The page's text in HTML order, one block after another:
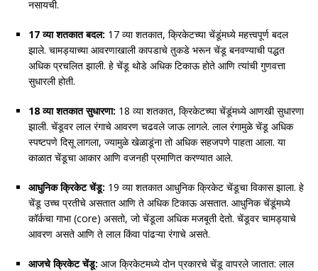
नसायची.
17 व्या शतकात बदल: 17 व्या शतकात, क्रिकेटच्या चेंडूंमध्ये महत्त्वपूर्ण बदल
झाले. चामड्याच्या आवरणाखाली कापडाचे तुकडे भरून चेंडू बनवण्याची पद्धत
अधिक प्रचलित झाली. हे चेंडू थोडे अधिक टिकाऊ होते आणि त्यांची गुणवत्ता
सुधारली होती.
18 व्या शतकात सुधारणा: 18 व्या शतकात, क्रिकेटच्या चेंडूंमध्ये आणखी सुधारणा
झाली. चेंडूवर लाल रंगाचे आवरण चढवले जाऊ लागले. लाल रंगामुळे चेंडू अधिक
स्पष्टपणे दिसू लागला, ज्यामुळे खेळाडूंना तो अधिक सहजपणे पाहता आला. या
काळात चेंडूचा आकार आणि वजनही प्रमाणित करण्यात आले.
आधुनिक क्रिकेट चेंडू: 19 व्या शतकात आधुनिक क्रिकेट चेंडूचा विकास झाला. हे
चेंडू उच्च प्रतीचे असतात आणि ते अधिक टिकाऊ असतात. आधुनिक चेंडूंमध्ये
कॉर्कचा गाभा (core) असतो, जो चेंडूला अधिक मजबूती देतो. चेंडूवर चामड्याचे
आवरण असते आणि ते लाल किंवा पांढऱ्या रंगाचे असते.
आजचे क्रिकेट चेंडू: आज क्रिकेटमध्ये दोन प्रकारचे चेंडू वापरले जातात: लाल